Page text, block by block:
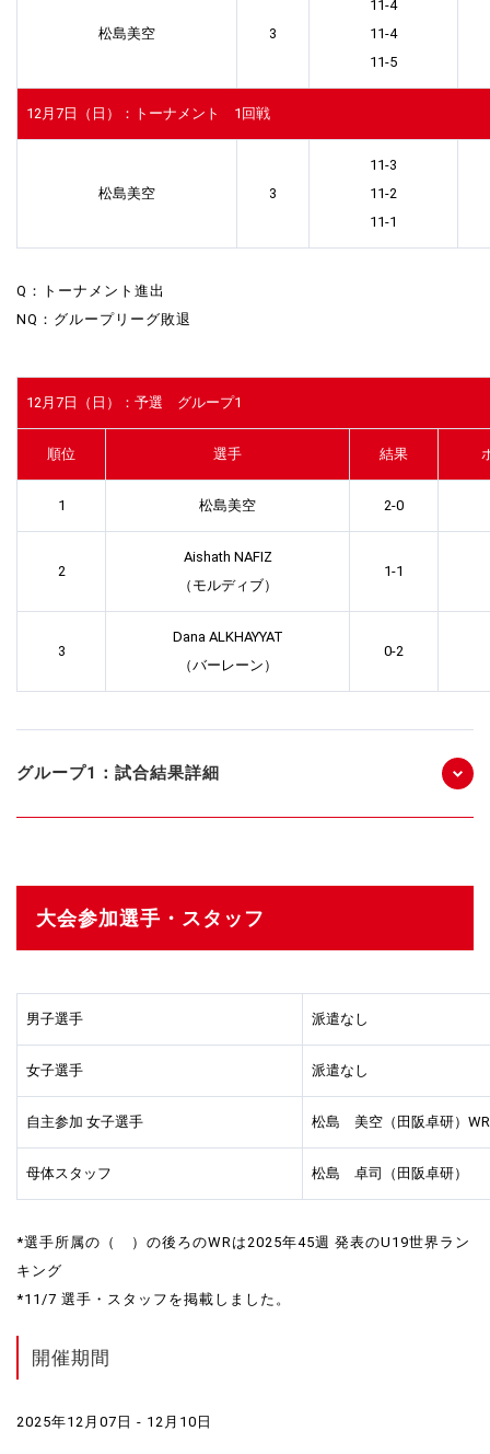
松島美空 3
11-4
11-4
11-5
12月7日（日）：トーナメント 1回戦
松島美空 3
11-3
11-2
11-1
Q：トーナメント進出
NQ：グループリーグ敗退
12月7日（日）：予選 グループ1
順位 選手 結果
1 松島美空 2-0
2
Aishath NAFIZ
（モルディブ）
1-1
3
Dana ALKHAYYAT
（バーレーン）
0-2
グループ1：試合結果詳細
大会参加選手・スタッフ
男子選手 派遣なし
女子選手 派遣なし
自主参加 女子選手 松島 美空（田阪卓研）
母体スタッフ 松島 卓司（田阪卓研）
*選手所属の（ ）の後ろのWRは2025年45週 発表のU19世界ラン
キング
*11/7 選手・スタッフを掲載しました。
開催期間
2025年12月07日 - 12月10日